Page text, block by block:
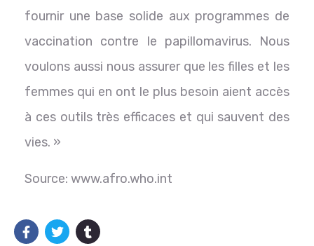
fournir une base solide aux programmes de
vaccination contre le papillomavirus. Nous
voulons aussi nous assurer que les filles et les
femmes qui en ont le plus besoin aient accès
à ces outils très efficaces et qui sauvent des
vies. »
Source: www.afro.who.int